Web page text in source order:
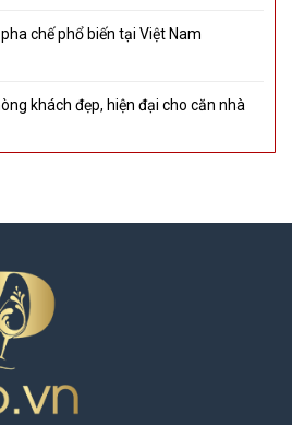
chế phổ biến tại Việt Nam
khách đẹp, hiện đại cho căn nhà